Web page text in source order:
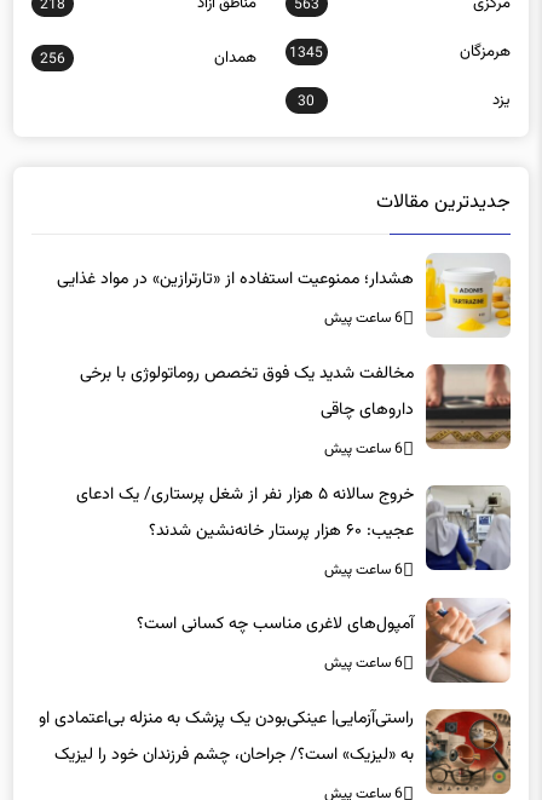
هرمزگان 1345
256
یزد 30
هشدار؛ ممنوعیت استفاده از «تارترازین» در مواد غذایی
6 ساعت پیش
داروهای چاقی
6 ساعت پیش
عجیب: ۶۰ هزار پرستار خانه‌نشین شدند؟
6 ساعت پیش
6 ساعت پیش
به «لیزیک» است؟/ جراحان، چشم فرزندان خود را لیزیک
می‌کنند؟
6 ساعت پیش